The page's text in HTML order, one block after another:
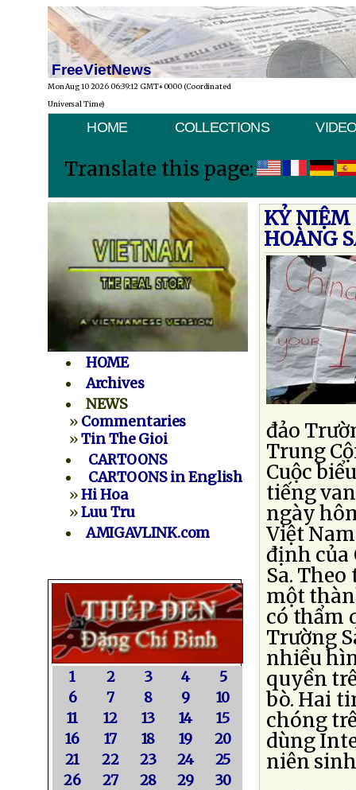
FreeVietNews
Mon Aug 10 2026 06:39:12 GMT+0000 (Coordinated
Universal Time)
HOME COLLECTIONS
Translate this page:
HOME
Archives
NEWS
» Commentaries
»Tin The Gioi
CARTOONS
CARTOONS in English
»Hi Hoa
»Luu Tru
AMIGAVLINK.com
1 2 3 4
5
6
7 8 9
10
11
12 13 14
15
16
17 18 19
20
21
22 23 24
25
26
27 28 29
30
KỶ NIỆM
HOÀNG
đảo
Trung
Cuộc
tiếng
ngày
Việt
định của
Sa.
một
có thẩm
Trường
nhiều
quyền
bò. Hai
chóng
dùng
niên